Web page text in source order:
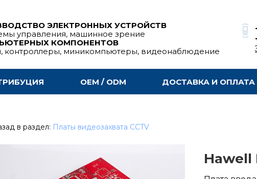
ЭЛЕКТРОННЫХ УСТРОЙСТВ
управления, машинное зрение
КОМПОНЕНТОВ
контроллеры, миникомпьютеры, видеонаблюдение
OEM / ODM ДОСТАВКА И ОПЛАТА
в раздел: Платы видеозахвата CCTV
Hawell